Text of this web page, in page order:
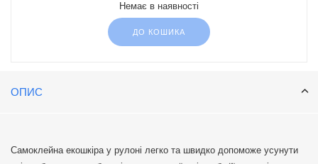
Немає в наявності
ДО КОШИКА
ОПИС
Самоклейна екошкіра у рулоні легко та швидко допоможе усунути